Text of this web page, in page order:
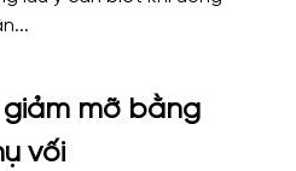
giảm mỡ bằng
vối